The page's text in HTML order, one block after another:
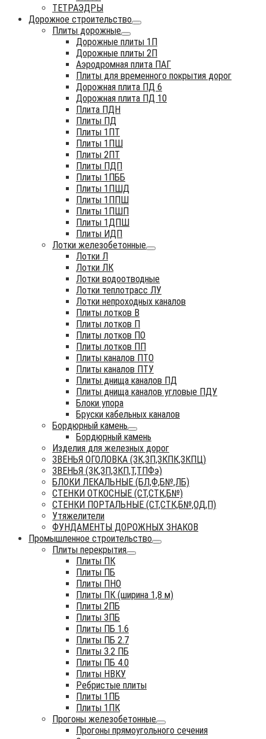
ТЕТРАЭДРЫ
Дорожное строительство
Плиты дорожные
Дорожные плиты 1П
Дорожные плиты 2П
Аэродромная плита ПАГ
Плиты для временного покрытия дорог
Дорожная плита ПД 6
Дорожная плита ПД 10
Плита ПДН
Плиты ПД
Плиты 1ПТ
Плиты 1ПШ
Плиты 2ПТ
Плиты ПДП
Плиты 1ПББ
Плиты 1ПШД
Плиты 1ППШ
Плиты 1ПШП
Плиты 1ДПШ
Плиты ИДП
Лотки железобетонные
Лотки Л
Лотки ЛК
Лотки водоотводные
Лотки теплотрасс ЛУ
Лотки непроходных каналов
Плиты лотков В
Плиты лотков П
Плиты лотков ПО
Плиты лотков ПП
Плиты каналов ПТО
Плиты каналов ПТУ
Плиты днища каналов ПД
Плиты днища каналов угловые ПДУ
Блоки упора
Бруски кабельных каналов
Бордюрный камень
Бордюрный камень
Изделия для железных дорог
ЗВЕНЬЯ ОГОЛОВКА (ЗК,ЗП,ЗКПК,ЗКПЦ)
ЗВЕНЬЯ (ЗК,ЗП,ЗКП,Т,ТПФэ)
БЛОКИ ЛЕКАЛЬНЫЕ (БЛ,Ф,Б№,ЛБ)
СТЕНКИ ОТКОСНЫЕ (СТ,СТК,Б№)
СТЕНКИ ПОРТАЛЬНЫЕ (СТ,СТК,Б№,ОД,П)
Утяжелители
ФУНДАМЕНТЫ ДОРОЖНЫХ ЗНАКОВ
Промышленное строительство
Плиты перекрытия
Плиты ПК
Плиты ПБ
Плиты ПНО
Плиты ПК (ширина 1,8 м)
Плиты 2ПБ
Плиты 3ПБ
Плиты ПБ 1.6
Плиты ПБ 2.7
Плиты 3.2 ПБ
Плиты ПБ 4.0
Плиты НВКУ
Ребристые плиты
Плиты 1ПБ
Плиты 1ПК
Прогоны железобетонные
Прогоны прямоугольного сечения